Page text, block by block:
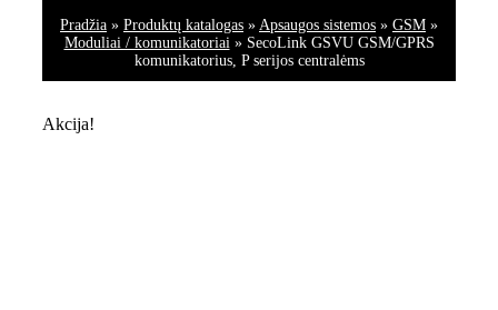
Pradžia » Produktų katalogas » Apsaugos sistemos » GSM »
Moduliai / komunikatoriai» SecoLink GSVU GSM/GPRS
komunikatorius, P serijos centralėms
Akcija!